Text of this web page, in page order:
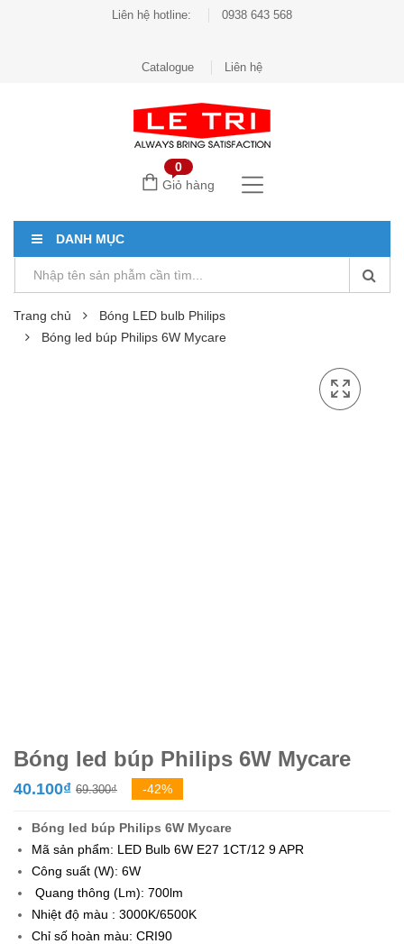
Liên hệ hotline: 0938 643 568
Catalogue Liên hệ
0
Giỏ hàng
DANH MỤC
Trang chủ
Bóng LED bulb Philips
Bóng led búp Philips 6W Mycare
Bóng led búp Philips 6W Mycare
69.300₫Giá
là:
69.300₫.
40.100₫
Giá
tại
là:
40.100₫.
-42%
Bóng led búp Philips 6W Mycare
Mã sản phẩm: LED Bulb 6W E27 1CT/12 9 APR
Công suất (W): 6W
Quang thông (Lm): 700lm
Nhiệt độ màu : 3000K/6500K
Chỉ số hoàn màu: CRI90